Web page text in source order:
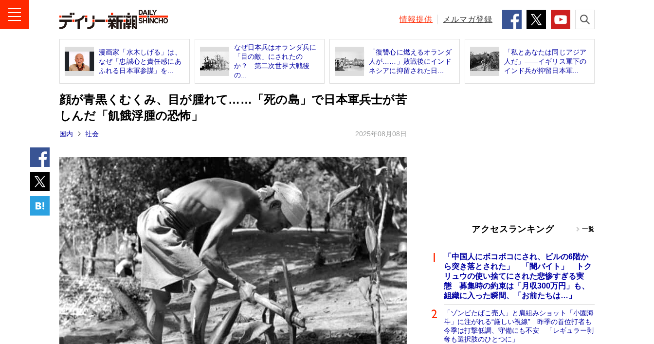
情報提供 メルマガ登録
漫画家「水木しげる」は、
なぜ「忠誠心と責任感にあ
ふれる日本軍参謀」を...
なぜ日本兵はオランダ兵に
「目の敵」にされたの
か？ 第二次世界大戦後
の...
「復讐心に燃えるオランダ
人が……」敗戦後にインド
ネシアに抑留された日...
「私とあなたは同じアジア
人だ」――イギリス軍下の
インド兵が抑留日本軍...
顔が青黒くむくみ、目が腫れて……「死の島」で日本軍兵士が苦
しんだ「飢餓浮腫の恐怖」
国内 社会 2025年08月08日
アクセスランキング 一覧
「中国人にボコボコにされ、ビルの6階か
ら突き落とされた」 「闇バイト」 トク
リュウの使い捨てにされた悲惨すぎる実
態 募集時の約束は「月収300万円」も、
組織に入った瞬間、「お前たちは…」
「ゾンビたばこ売人」と肩組みショット「小園海
斗」に注がれる“厳しい視線” 昨季の首位打者も
今季は打撃低調、守備にも不安 「レギュラー剥
奪も選択肢のひとつに」